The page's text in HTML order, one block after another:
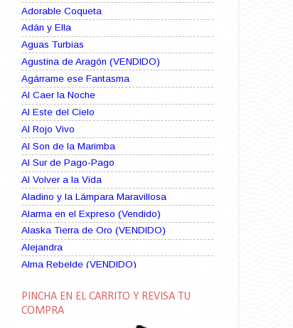
Adorable Coqueta
Adán y Ella
Aguas Turbias
Agustina de Aragón (VENDIDO)
Agárrame ese Fantasma
Al Caer la Noche
Al Este del Cielo
Al Rojo Vivo
Al Son de la Marimba
Al Sur de Pago-Pago
Al Volver a la Vida
Aladino y la Lámpara Maravillosa
Alarma en el Expreso (Vendido)
Alaska Tierra de Oro (VENDIDO)
Alejandra
Alma Rebelde (VENDIDO)
Alma en Suplicio (VENDIDO)
Almas Borrascosas
PINCHA EN EL CARRITO Y REVISA TU
COMPRA